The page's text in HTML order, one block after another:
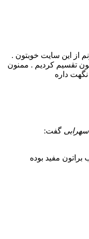
از این سایت خوبتون .
تقسیم کردیم . ممنون
داره
گفت:
مفید بوده